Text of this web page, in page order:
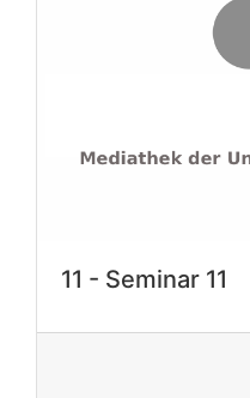
11 - Seminar 11